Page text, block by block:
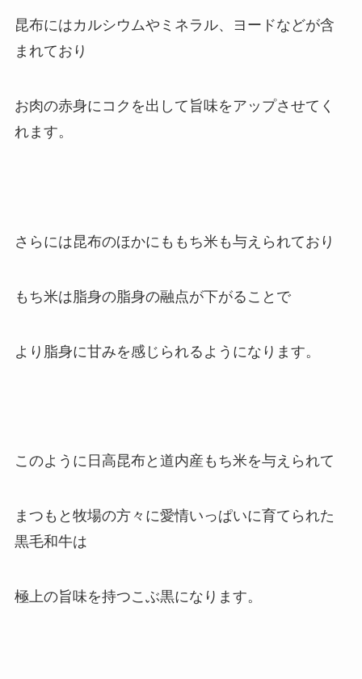
昆布にはカルシウムやミネラル、ヨードなどが含
まれており
お肉の赤身にコクを出して旨味をアップさせてく
れます。
さらには昆布のほかにももち米も与えられており
もち米は脂身の脂身の融点が下がることで
より脂身に甘みを感じられるようになります。
このように日高昆布と道内産もち米を与えられて
まつもと牧場の方々に愛情いっぱいに育てられた
黒毛和牛は
極上の旨味を持つこぶ黒になります。